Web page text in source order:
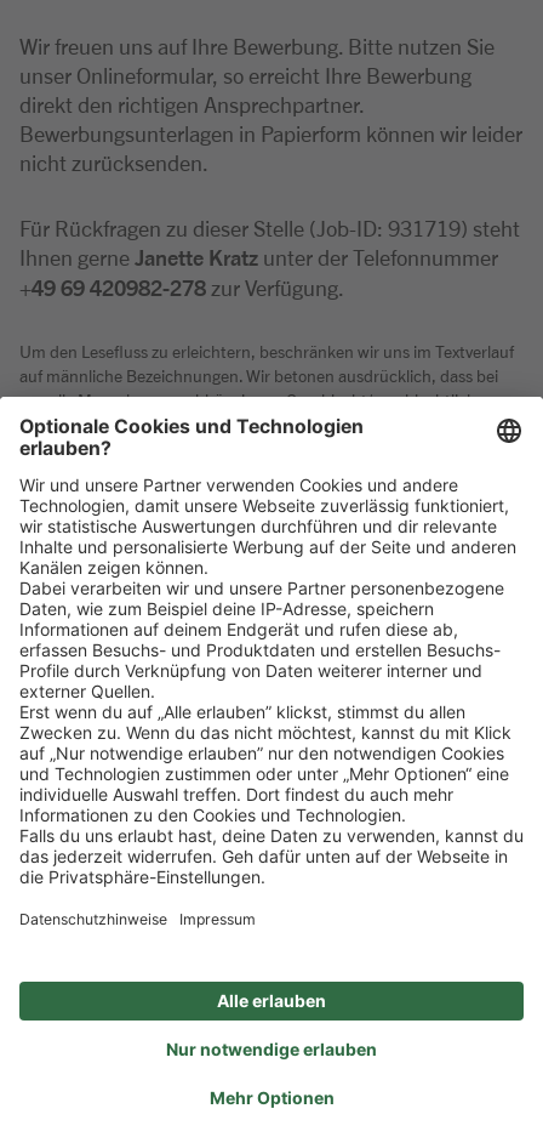
Wir freuen uns auf Ihre Bewerbung. Bitte nutzen Sie
unser Onlineformular, so erreicht Ihre Bewerbung
direkt den richtigen Ansprechpartner.
Bewerbungsunterlagen in Papierform können wir leider
nicht zurücksenden.
Für Rückfragen zu dieser Stelle (Job-ID: 931719) steht
Ihnen gerneJanette Kratz unter der Telefonnummer
+49 69 420982-278 zur Verfügung.
Um den Lesefluss zu erleichtern, beschränken wir uns im Textverlauf
auf männliche Bezeichnungen. Wir betonen ausdrücklich, dass bei
uns alle Menschen - unabhängig von Geschlecht/geschlechtlicher
Identität, ethnischer Herkunft und Nationalität, sozialer Herkunft,
Religion/Weltanschauung, körperlicher und geistiger Fähigkeiten,
Merkmale - gleichermaßen willkommen sind.
Klickehier, um alle offenen Jobs zu sehen.
Impressum Datenschutz
Privatsphäre-Einstellungen
FAQ
Veranstaltungen
Sitemap